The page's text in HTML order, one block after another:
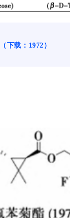
（下载：1972）